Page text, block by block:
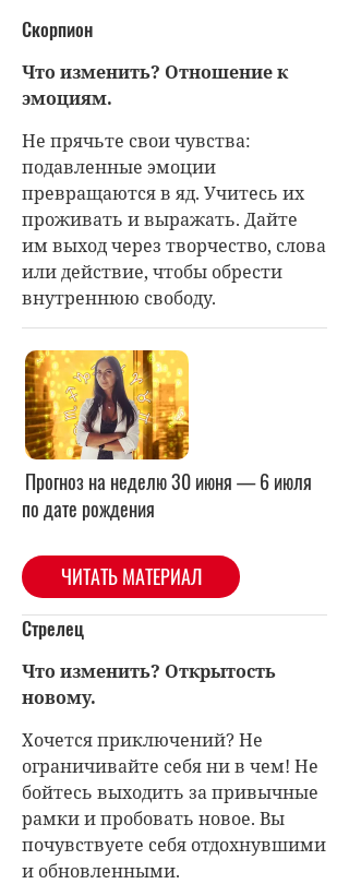
Скорпион
Что изменить? Отношение к
эмоциям.
Не прячьте свои чувства:
подавленные эмоции
превращаются в яд. Учитесь их
проживать и выражать. Дайте
им выход через творчество, слова
или действие, чтобы обрести
внутреннюю свободу.
Прогноз на неделю 30 июня — 6 июля
по дате рождения
ЧИТАТЬ МАТЕРИАЛ
Стрелец
Что изменить? Открытость
новому.
Хочется приключений? Не
ограничивайте себя ни в чем! Не
бойтесь выходить за привычные
рамки и пробовать новое. Вы
почувствуете себя отдохнувшими
и обновленными.